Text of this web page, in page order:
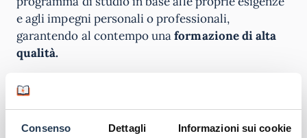
Consenso Dettagli Informazioni sui cookie
e agli impegni personali o professionali,
garantendo al contempo unaformazione di alta
qualità.
Scopri l’offerta formativa